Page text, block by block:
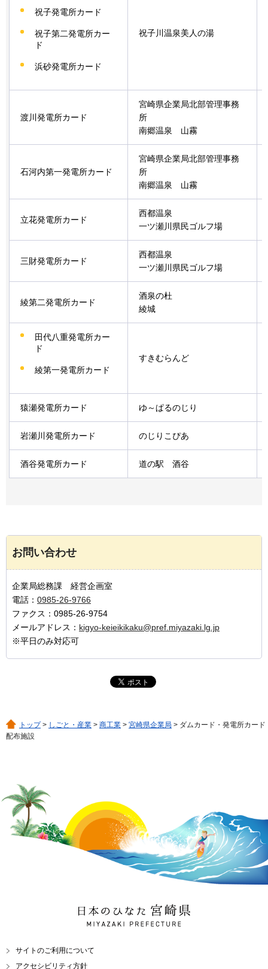
祝子発電所カード
祝子第二発電所カー
ド
浜砂発電所カード
祝子川温泉美人の湯
渡川発電所カード
宮崎県企業局北部管理事務
所
南郷温泉
山霧
石河内第一発電所カード
宮崎県企業局北部管理事務
所
南郷温泉
山霧
立花発電所カード
西都温泉
一ツ瀬川県民ゴルフ場
三財発電所カード
西都温泉
一ツ瀬川県民ゴルフ場
綾第二発電所カード
酒泉の杜
綾城
田代八重発電所カー
ド
綾第一発電所カード
すきむらんど
猿瀬発電所カード ゆ～ぱるのじり
岩瀬川発電所カード のじりこぴあ
酒谷発電所カード 道の駅 酒谷
お問い合わせ
企業局総務課 経営企画室
電話： 0985-26-9766
ファクス：0985-26-9754
メールアドレス： kigyo-keieikikaku@pref.miyazaki.lg.jp
※平日のみ対応可
トップ> しごと・産業 > 商工業 > 宮崎県企業局 > ダムカード・発電所カード
配布施設
日本のひなた 宮崎県
MIYAZAKI PREFECTURE
サイトのご利用について
アクセシビリティ方針